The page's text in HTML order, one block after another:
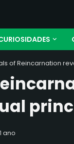
of Reincarnation
ano